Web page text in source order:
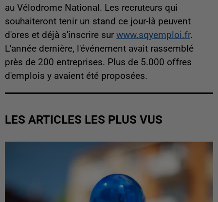
au Vélodrome National. Les recruteurs qui
souhaiteront tenir un stand ce jour-là peuvent
d'ores et déjà s'inscrire sur www.sqyemploi.fr.
L'année dernière, l'événement avait rassemblé
près de 200 entreprises. Plus de 5.000 offres
d'emplois y avaient été proposées.
LES ARTICLES LES PLUS VUS